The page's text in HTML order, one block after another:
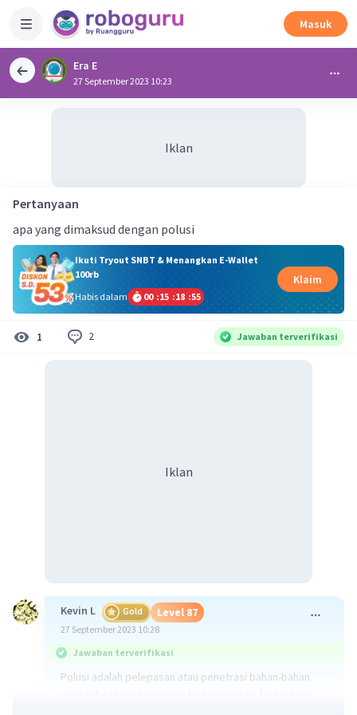
Masuk
Era E
27 September 2023 10:23
Iklan
Pertanyaan
apa yang dimaksud dengan polusi
Ikuti Tryout SNBT & Menangkan E-Wallet
100rb
Habis dalam
00 :15 :18 :54
Klaim
1 2 Jawaban terverifikasi
Iklan
Kevin L Gold Level 87
27 September 2023 10:28
Jawaban terverifikasi
Polusi adalah pelepasan atau penetrasi bahan-bahan